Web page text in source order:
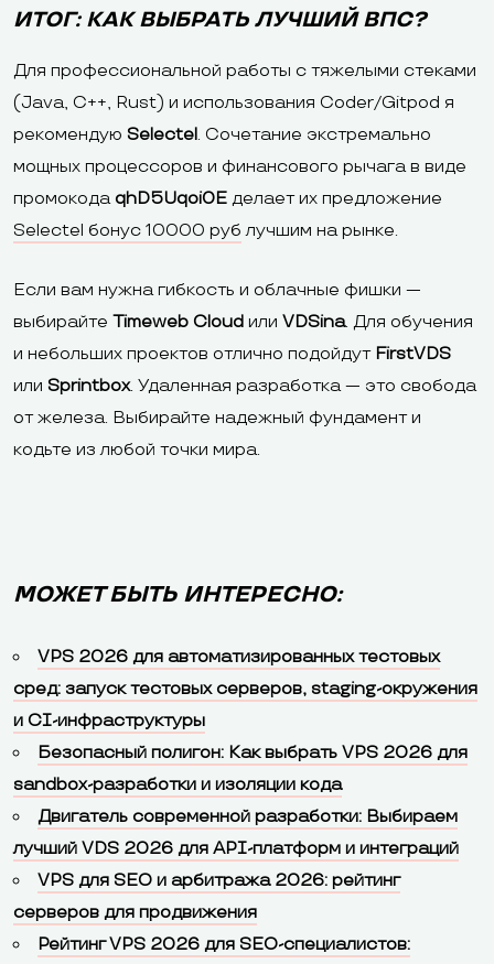
ИТОГ: КАК ВЫБРАТЬ ЛУЧШИЙ ВПС?
Для профессиональной работы с тяжелыми стеками
(Java, C++, Rust) и использования Coder/Gitpod я
рекомендую Selectel. Сочетание экстремально
мощных процессоров и финансового рычага в виде
промокода qhD5Uqoi0E делает их предложение
Selectel бонус 10000 руб лучшим на рынке.
Если вам нужна гибкость и облачные фишки —
выбирайте Timeweb Cloud или VDSina. Для обучения
и небольших проектов отлично подойдут FirstVDS
или Sprintbox. Удаленная разработка — это свобода
от железа. Выбирайте надежный фундамент и
кодьте из любой точки мира.
МОЖЕТ БЫТЬ ИНТЕРЕСНО:
VPS 2026 для автоматизированных тестовых
сред: запуск тестовых серверов, staging-окружения
и CI-инфраструктуры
Безопасный полигон: Как выбрать VPS 2026 для
sandbox-разработки и изоляции кода
Двигатель современной разработки: Выбираем
лучший VDS 2026 для API-платформ и интеграций
VPS для SEO и арбитража 2026: рейтинг
серверов для продвижения
Рейтинг VPS 2026 для SEO-специалистов: